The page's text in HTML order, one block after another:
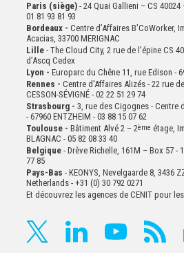
Paris (siège) - 24 Quai Gallieni – CS 40024
01 81 93 81 93
Bordeaux - Centre d’Affaires B’CoWorker,
Acacias, 33700 MERIGNAC
Lille- The Cloud City, 2 rue de l’épine CS
d’Ascq Cedex
Lyon - Europarc du Chêne 11, rue Edison -
Rennes - Centre d'Affaires Alizés - 22 rue
CESSON-SÉVIGNÉ - 02 22 51 29 74
Strasbourg - 3, rue des Cigognes - Centre
- 67960 ENTZHEIM - 03 88 15 07 62
Toulouse - Bâtiment Alvé 2 – 2ème étage,
BLAGNAC - 05 82 08 33 40
Belgique- Drève Richelle, 161M – Box 57 -
77 85
Pays-Bas - KEONYS, Nevelgaarde 8, 3436
Netherlands - +31 (0) 30 792 0271
Et découvrez les agences de CENIT pour